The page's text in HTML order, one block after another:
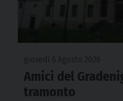
Amici del
tramonto